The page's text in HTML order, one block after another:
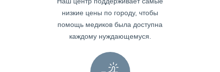
низкие цены по городу, чтобы
помощь медиков была доступна
каждому нуждающемуся.